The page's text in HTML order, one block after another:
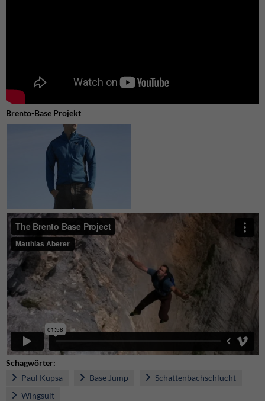
Brento-Base Projekt
Schagwörter:
Paul Kupsa
Base Jump
Schattenbachschlucht
Wingsuit